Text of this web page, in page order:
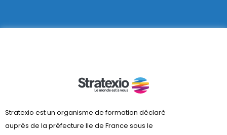
Stratexio est un organisme de formation déclaré
auprès de la préfecture lle de France sous le